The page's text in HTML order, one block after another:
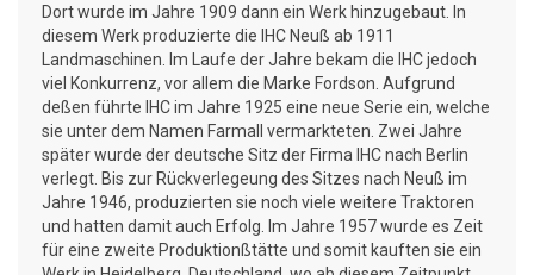
Dort wurde im Jahre 1909 dann ein Werk hinzugebaut. In
diesem Werk produzierte die IHC Neuß ab 1911
Landmaschinen. Im Laufe der Jahre bekam die IHC jedoch
viel Konkurrenz, vor allem die Marke Fordson. Aufgrund
deßen führte IHC im Jahre 1925 eine neue Serie ein, welche
sie unter dem Namen Farmall vermarkteten. Zwei Jahre
später wurde der deutsche Sitz der Firma IHC nach Berlin
verlegt. Bis zur Rückverlegeung des Sitzes nach Neuß im
Jahre 1946, produzierten sie noch viele weitere Traktoren
und hatten damit auch Erfolg. Im Jahre 1957 wurde es Zeit
für eine zweite Produktionßtätte und somit kauften sie ein